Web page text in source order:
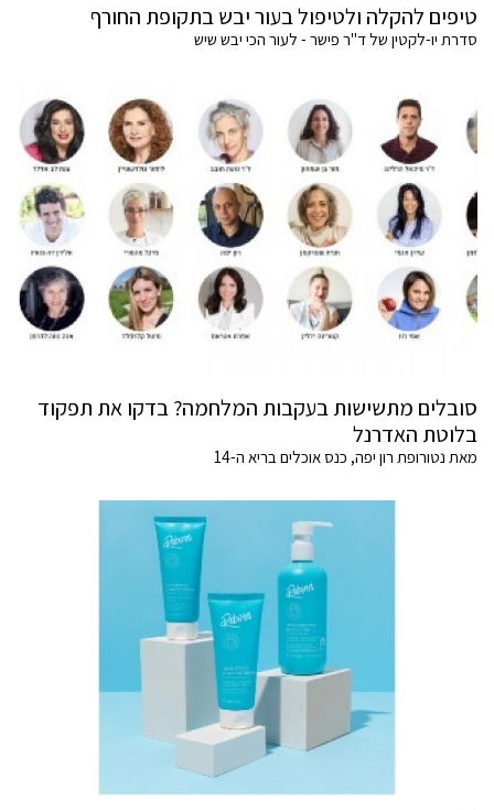
טיפים להקלה ולטיפול בעור יבש בתקופת החורף
סדרת יו-לקטין של ד"ר פישר - לעור הכי יבש שיש
סובלים מתשישות בעקבות המלחמה? בדקו את תפקוד
בלוטת האדרנל
מאת נטורופת רון יפה, כנס אוכלים בריא ה-14